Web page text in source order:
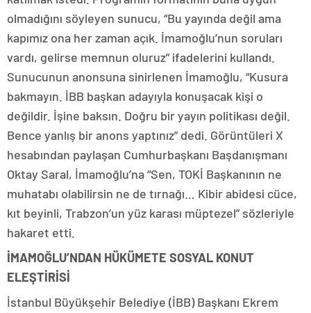
olmadığını söyleyen sunucu, “Bu yayında değil ama
kapımız ona her zaman açık. İmamoğlu’nun soruları
vardı, gelirse memnun oluruz” ifadelerini kullandı.
Sunucunun anonsuna sinirlenen İmamoğlu, “Kusura
bakmayın. İBB başkan adayıyla konuşacak kişi o
değildir. İşine baksın. Doğru bir yayın politikası değil.
Bence yanlış bir anons yaptınız” dedi. Görüntüleri X
hesabından paylaşan Cumhurbaşkanı Başdanışmanı
Oktay Saral, İmamoğlu’na “Sen, TOKİ Başkanının ne
muhatabı olabilirsin ne de tırnağı… Kibir abidesi cüce,
kıt beyinli, Trabzon’un yüz karası müptezel” sözleriyle
hakaret etti.
İMAMOĞLU’NDAN HÜKÜMETE SOSYAL KONUT
ELEŞTİRİSİ
İstanbul Büyükşehir Belediye (İBB) Başkanı Ekrem